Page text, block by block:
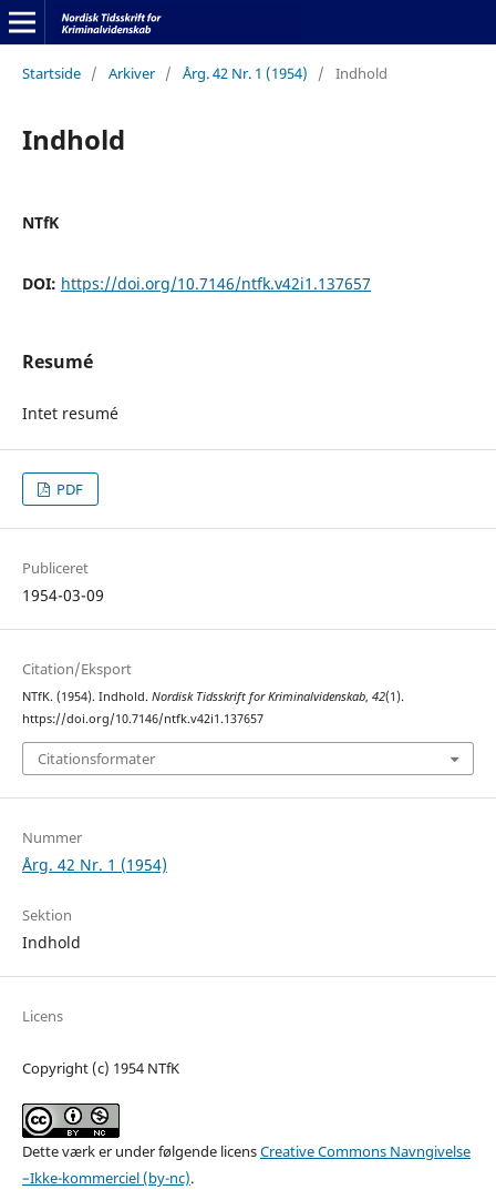
Startside / Arkiver / Årg. 42 Nr. 1 (1954) / Indhold
Indhold
NTfK
DOI: https://doi.org/10.7146/ntfk.v42i1.137657
Resumé
Intet resumé
PDF
Publiceret
1954-03-09
Citation/Eksport
NTfK. (1954). Indhold. Nordisk Tidsskrift for Kriminalvidenskab, 42(1).
https://doi.org/10.7146/ntfk.v42i1.137657
Citationsformater
Nummer
Årg. 42 Nr. 1 (1954)
Sektion
Indhold
Licens
Copyright (c) 1954 NTfK
Dette værk er under følgende licensCreative Commons Navngivelse
–Ikke-kommerciel (by-nc).